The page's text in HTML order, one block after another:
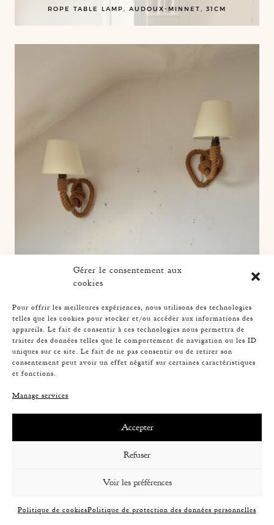
Gérer le consentement aux
cookies
Pour offrir les meilleures expériences, nous utilisons des technologies
telles que les cookies pour stocker et/ou accéder aux informations des
appareils. Le fait de consentir à ces technologies nous permettra de
traiter des données telles que le comportement de navigation ou les ID
uniques sur ce site. Le fait de ne pas consentir ou de retirer son
consentement peut avoir un effet négatif sur certaines caractéristiques
et fonctions.
Manage services
Accepter
Refuser
Voir les préférences
Politique de cookiesPolitique de protection des données personnelles
ROPE TABLE LAMP, AUDOUX-MINNET, 31CM
PAIR OF SCONCES, AUDOUX-MINNET 27CM